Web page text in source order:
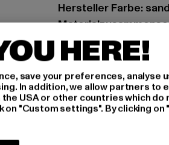
Hersteller Farbe: sand
Art.Nr: WU063-00208
Hersteller: TB
Dr.-Robert-Murjahn-
HERE!
save your preferences, analyse
In addition, we allow partners to
USA or other countries which do
"Custom settings". By clicking